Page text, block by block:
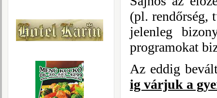
(pl. rendőrség,
jelenleg
programokat
Az eddig
ig várjuk a